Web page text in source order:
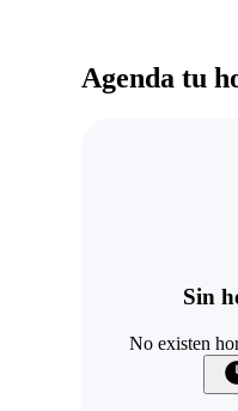
Agenda tu
Sin
No existen